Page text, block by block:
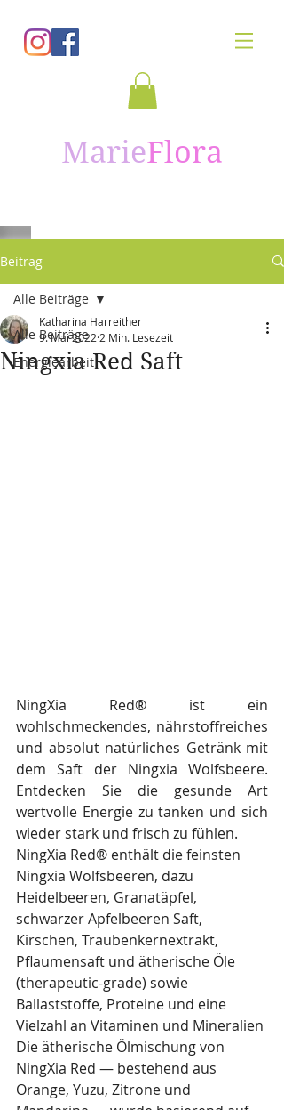
MarieFlora
Beitrag
Alle Beiträge
Energiearbeit
Alle Beiträge
Ningxia Red Saft
Katharina Harreither
9. Mai 2022 2 Min. Lesezeit
NingXia Red® ist ein
wohlschmeckendes, nährstoffreiches
und absolut natürliches Getränk mit
dem Saft der Ningxia Wolfsbeere.
Entdecken Sie die gesunde Art
wertvolle Energie zu tanken und sich
wieder stark und frisch zu fühlen.
NingXia Red® enthält die feinsten
Ningxia Wolfsbeeren, dazu
Heidelbeeren, Granatäpfel,
schwarzer Apfelbeeren Saft,
Kirschen, Traubenkernextrakt,
Pflaumensaft und ätherische Öle
(therapeutic-grade) sowie
Ballaststoffe, Proteine und eine
Vielzahl an Vitaminen und Mineralien
Die ätherische Ölmischung von
NingXia Red — bestehend aus
Orange, Yuzu, Zitrone und